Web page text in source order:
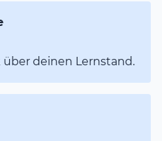
deinen Lernstand.